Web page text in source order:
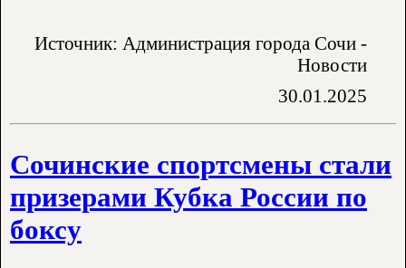
Источник: Администрация города Сочи -
Новости
30.01.2025
Сочинские спортсмены стали
призерами Кубка России по
боксу